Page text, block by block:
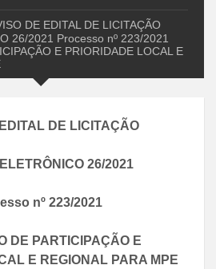
DE EDITAL DE LICITAÇÃO
26/2021 Processo nº 223/2021
E PRIORIDADE LOCAL E
DE LICITAÇÃO
26/2021
nº 223/2021
DE PARTICIPAÇÃO E
E REGIONAL PARA MPE